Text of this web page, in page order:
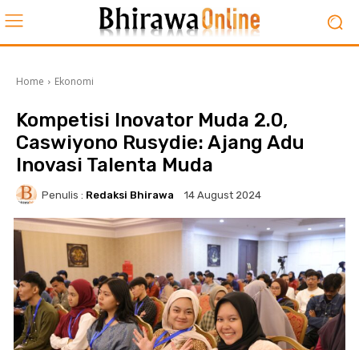
Home Ekonomi
Kompetisi Inovator Muda 2.0,
Caswiyono Rusydie: Ajang Adu
Inovasi Talenta Muda
Penulis : Redaksi Bhirawa 14 August 2024